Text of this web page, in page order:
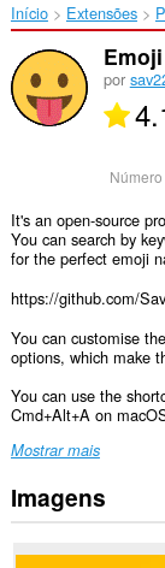
Início Extensões
Emoji
por
It's an open-source
You can search by
for the perfect emoji
https://github.com/
You can customise
options, which make
You can use the
Cmd+Alt+A on
Mostrar mais
Imagens